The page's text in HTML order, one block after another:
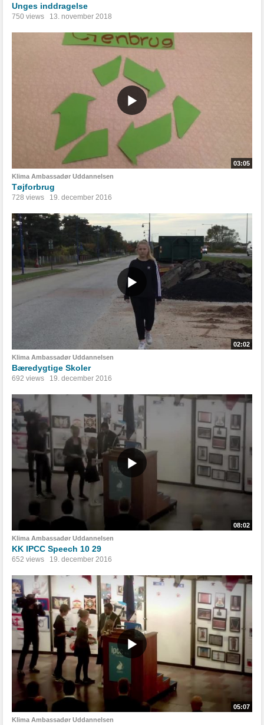
Unges inddragelse
750 views 13. november 2018
03:05
Klima Ambassadør Uddannelsen
Tøjforbrug
728 views 19. december 2016
02:02
Klima Ambassadør Uddannelsen
Bæredygtige Skoler
692 views 19. december 2016
08:02
Klima Ambassadør Uddannelsen
KK IPCC Speech 10 29
652 views 19. december 2016
05:07
Klima Ambassadør Uddannelsen